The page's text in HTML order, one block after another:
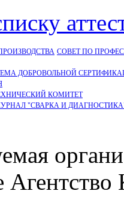
СОВЕТ ПО
ДОБРОВОЛЬНОЙ
КОМИТЕТ
"СВАРКА И